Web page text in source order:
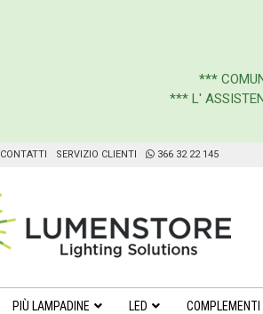
***
*** L'
CONTATTI SERVIZIO CLIENTI 366 32 22 145
PIÙ LAMPADINE LED COMPLEMENTI